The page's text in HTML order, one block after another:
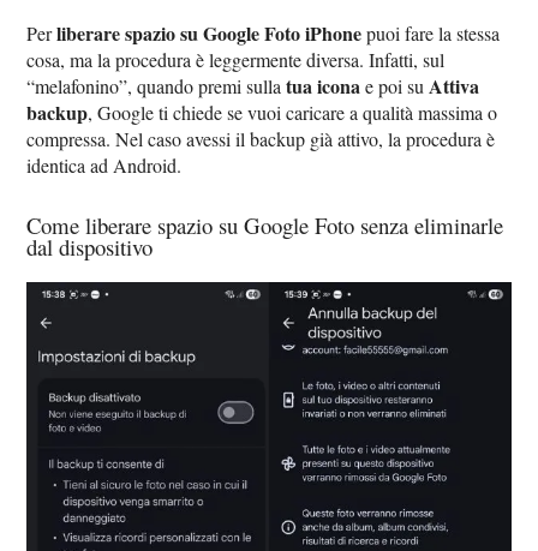
Perliberare spazio su Google Foto iPhonepuoi fare la stessa
cosa, ma la procedura è leggermente diversa. Infatti, sul
“melafonino”, quando premi sullatua iconae poi suAttiva
backup, Google ti chiede se vuoi caricare a qualità massima o
compressa. Nel caso avessi il backup già attivo, la procedura è
identica ad Android.
Come liberare spazio su Google Foto senza eliminarle
dal dispositivo